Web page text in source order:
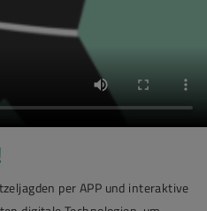
per APP und interaktive